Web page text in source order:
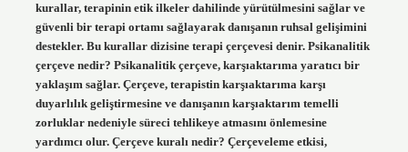
kurallar, terapinin etik ilkeler dahilinde yürütülmesini sağlar ve
güvenli bir terapi ortamı sağlayarak danışanın ruhsal gelişimini
destekler. Bu kurallar dizisine terapi çerçevesi denir. Psikanalitik
çerçeve nedir? Psikanalitik çerçeve, karşıaktarıma yaratıcı bir
yaklaşım sağlar. Çerçeve, terapistin karşıaktarıma karşı
duyarlılık geliştirmesine ve danışanın karşıaktarım temelli
zorluklar nedeniyle süreci tehlikeye atmasını önlemesine
yardımcı olur. Çerçeve kuralı nedir? Çerçeveleme etkisi,